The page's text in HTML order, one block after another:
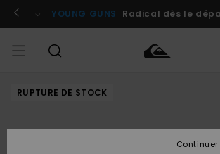
l'information
le
Se connecter / s'inscrire
YOUNG GUNS Radical dès le
HOMME Vêtements
Vêtements
Shop
Surf
Snow
Outlet
Accéder à
RUPTURE DE STOCK